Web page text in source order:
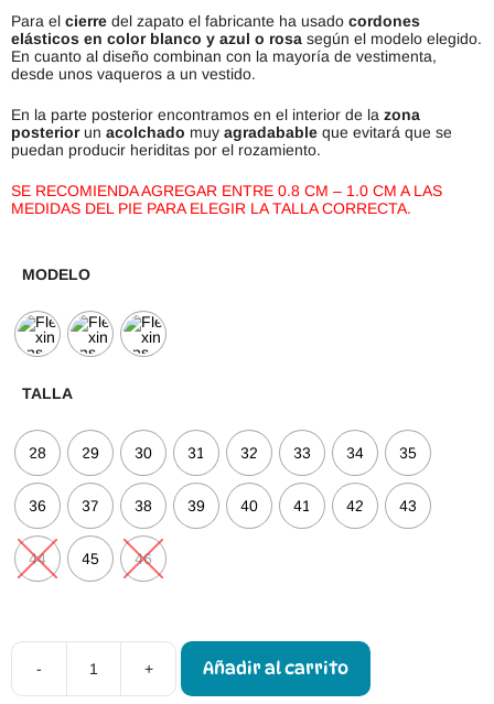
Para el cierre del zapato el fabricante ha usado cordones
elásticos en color blanco y azul o rosa según el modelo elegido.
En cuanto al diseño combinan con la mayoría de vestimenta,
desde unos vaqueros a un vestido.
En la parte posterior encontramos en el interior de la zona
posteriorun acolchado muy agradabable que evitará que se
puedan producir heriditas por el rozamiento.
SE RECOMIENDA AGREGAR ENTRE 0.8 CM – 1.0 CM A LAS
MEDIDAS DEL PIE PARA ELEGIR LA TALLA CORRECTA.
MODELO
TALLA
28 29 30 31 32 33 34 35
36 37 38 39 40 41 42 43
44 45 46
-
Deportivas
Respetuosas
+ Añadir al carrito